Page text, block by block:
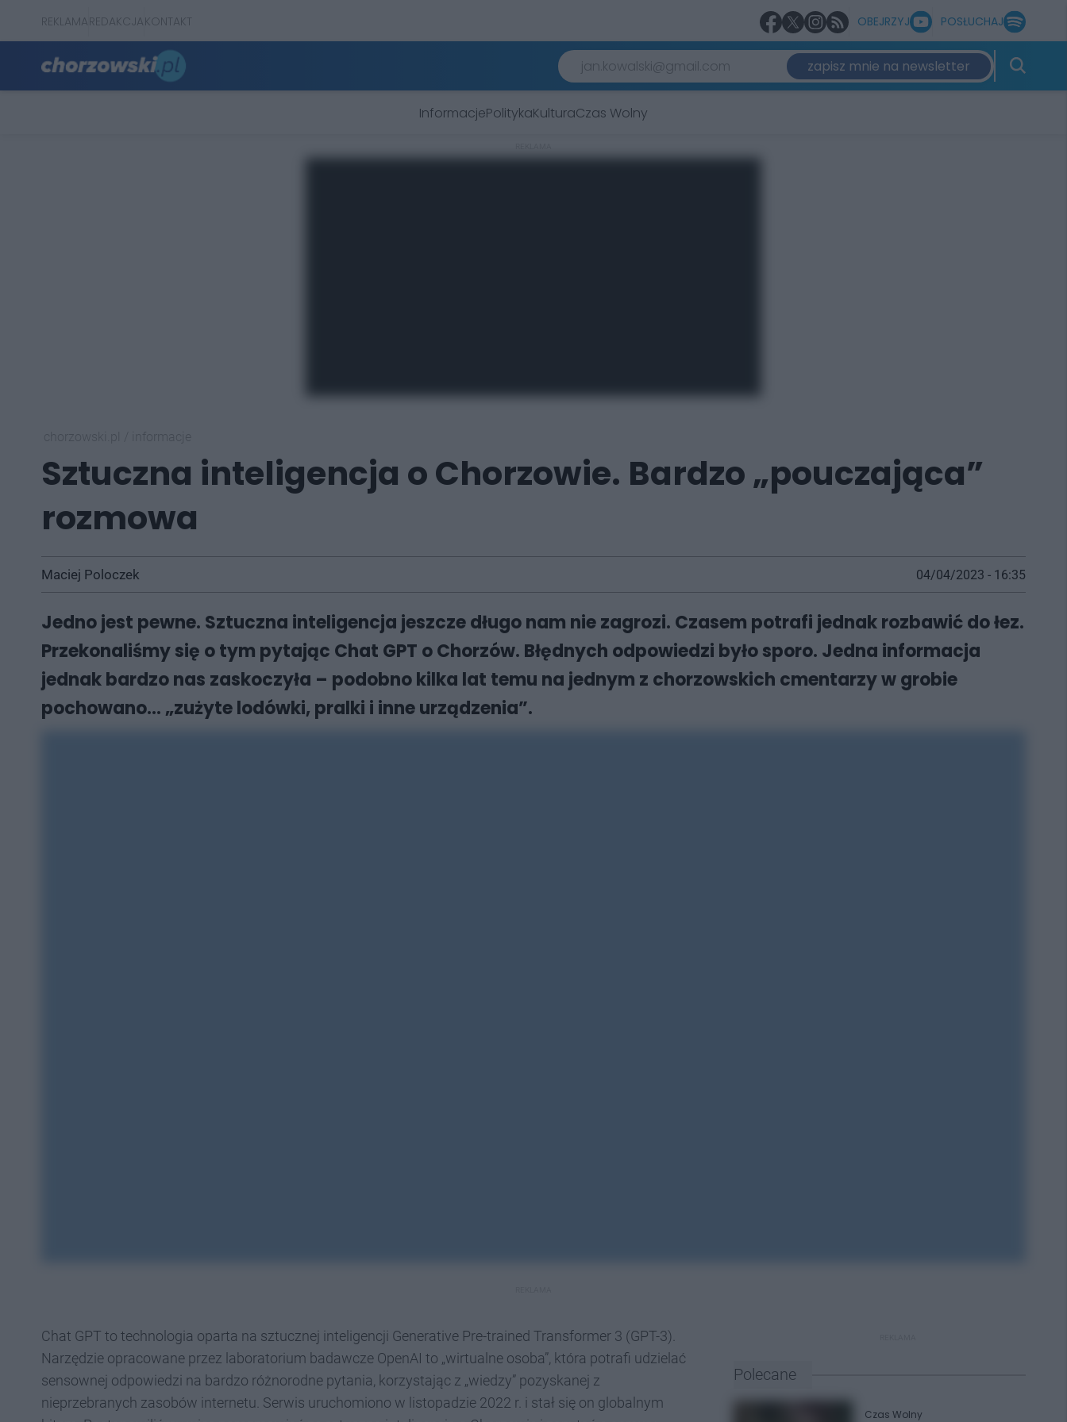
REKLAMAREDAKCJAKONTAKT OBEJRZYJ POSŁUCHAJ
zapisz mnie na newsletter
InformacjePolitykaKulturaCzas Wolny
Sztuczna inteligencja o Chorzowie. Bardzo „pouczająca”
rozmowa
Maciej Poloczek 04/04/2023 - 16:35
Jedno jest pewne. Sztuczna inteligencja jeszcze długo nam nie zagrozi. Czasem potrafi jednak rozbawić do łez.
Przekonaliśmy się o tym pytając Chat GPT o Chorzów. Błędnych odpowiedzi było sporo. Jedna informacja
jednak bardzo nas zaskoczyła – podobno kilka lat temu na jednym z chorzowskich cmentarzy w grobie
pochowano... „zużyte lodówki, pralki i inne urządzenia”.
Chat GPT to technologia oparta na sztucznej inteligencji Generative Pre-trained Transformer 3 (GPT-3).
Narzędzie opracowane przez laboratorium badawcze OpenAI to „wirtualne osoba”, która potrafi udzielać
sensownej odpowiedzi na bardzo różnorodne pytania, korzystając z „wiedzy” pozyskanej z
nieprzebranych zasobów internetu. Serwis uruchomiono w listopadzie 2022 r. i stał się on globalnym
Polecane
Czas Wolny